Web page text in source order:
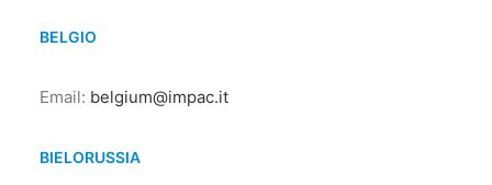
BELGIO
Email: belgium@impac.it
BIELORUSSIA